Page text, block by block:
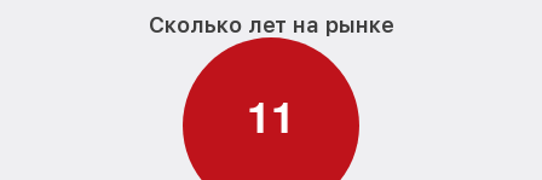
Сколько лет на рынке
11